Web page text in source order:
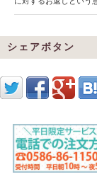
シェアボタン